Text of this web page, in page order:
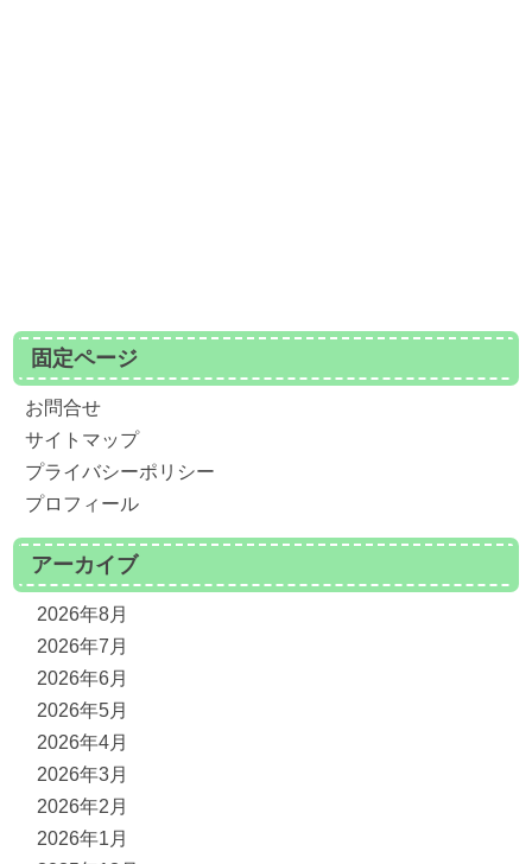
固定ページ
お問合せ
サイトマップ
プライバシーポリシー
プロフィール
アーカイブ
2026年8月
2026年7月
2026年6月
2026年5月
2026年4月
2026年3月
2026年2月
2026年1月